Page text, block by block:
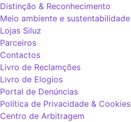
Distinção & Reconhecimento
Meio ambiente e sustentabilidade
Lojas Siluz
Parceiros
Contactos
Livro de Reclamções
Livro de Elogios
Portal de Denúncias
Política de Privacidade & Cookies
Centro de Arbitragem